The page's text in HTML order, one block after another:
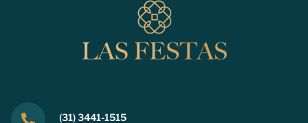
(31) 3441-1515